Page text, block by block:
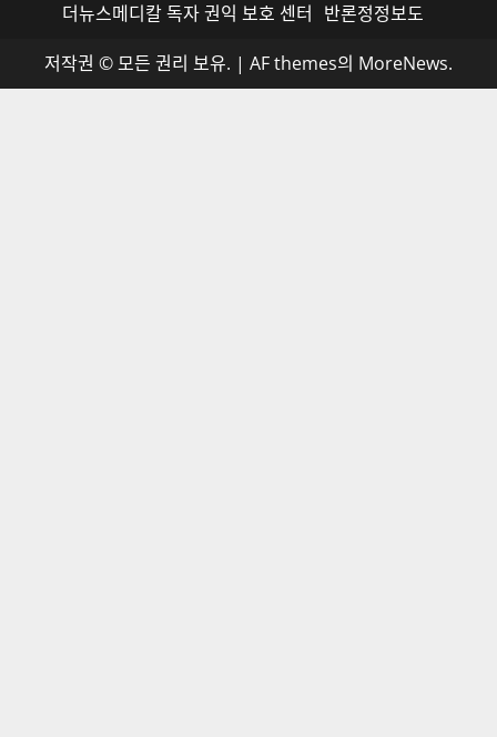
더뉴스메디칼 독자 권익 보호 센터 반론정정보도
저작권 © 모든 권리 보유. | AF themes의 MoreNews.